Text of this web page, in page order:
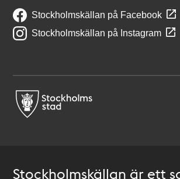
Stockholmskällan på Facebook
Stockholmskällan på Instagram
Stockholmskällan är ett